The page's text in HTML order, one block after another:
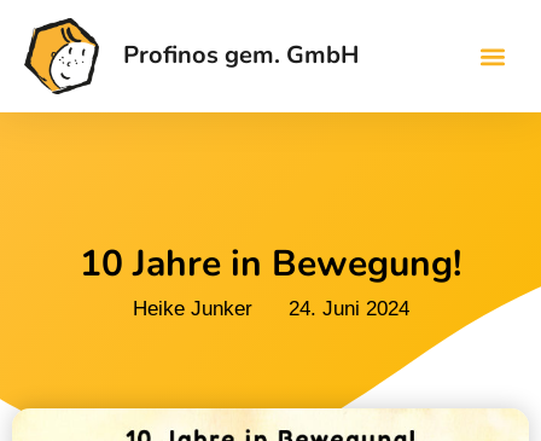
Profinos gem. GmbH
10 Jahre in Bewegung!
Heike Junker 24. Juni 2024